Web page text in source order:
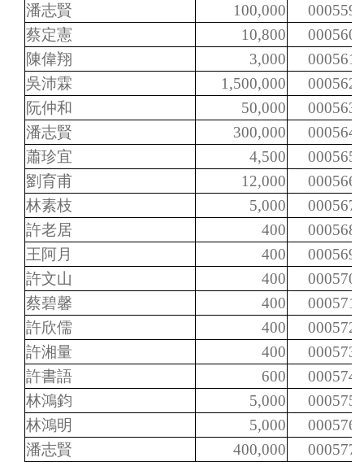
潘志賢
100,000
000559
蔡定憲
10,800
000560
陳偉翔
3,000
000561
吳沛霖
1,500,000
000562
阮仲和
50,000
000563
潘志賢
300,000
000564
蕭珍宜
4,500
000565
劉育甫
12,000
000566
林素枝
5,000
000567
許老居
400
000568
王阿月
400
000569
許文山
400
000570
蔡碧馨
400
000571
許欣儒
400
000572
許湘量
400
000573
許書語
600
000574
林鴻鈞
5,000
000575
林鴻明
5,000
000576
潘志賢
400,000
000577